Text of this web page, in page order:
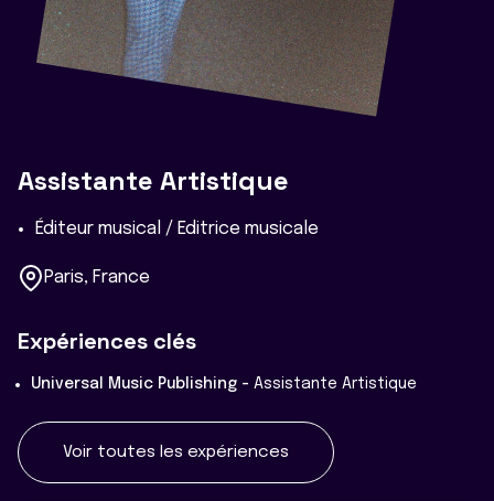
Assistante Artistique
Éditeur musical / Editrice musicale
Paris, France
Expériences clés
Universal Music Publishing - Assistante Artistique
Voir toutes les expériences